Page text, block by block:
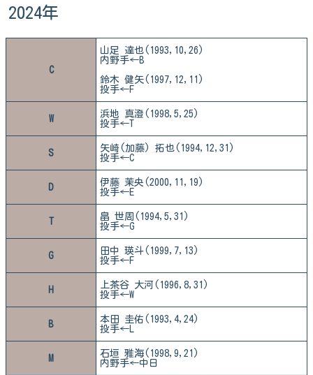
2024年
C
山足 達也(1993,10,26)
内野手←B
鈴木 健矢(1997,12,11)
投手←F
W
浜地 真澄(1998,5,25)
投手←T
S
矢崎(加藤) 拓也(1994,12,31)
投手←C
D
伊藤 茉央(2000,11,19)
投手←E
T
畠 世周(1994,5,31)
投手←G
G
田中 瑛斗(1999,7,13)
投手←F
H
上茶谷 大河(1996,8,31)
投手←W
B
本田 圭佑(1993,4,24)
投手←L
M
石垣 雅海(1998,9,21)
内野手←中日